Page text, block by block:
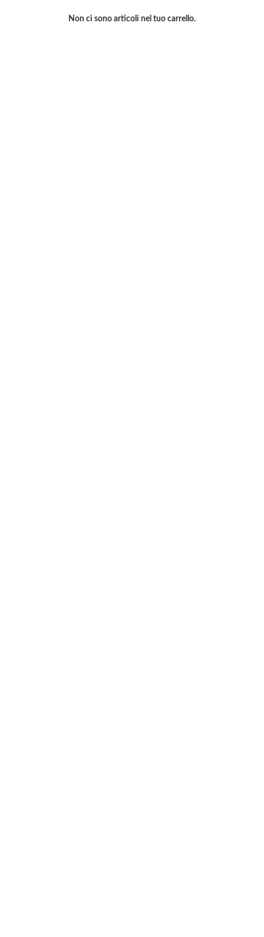
Non ci sono articoli nel tuo carrello.